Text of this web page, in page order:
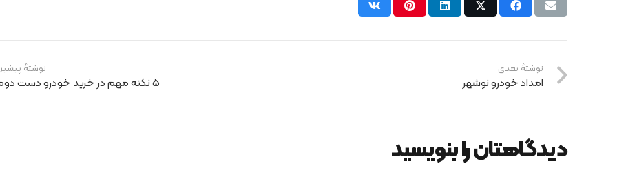
نوشتهٔ
5 نکته مهم در خرید خودرو دست دوم
نوشتهٔ بعدی
امداد خودرو نوشهر
دیدگاهتان را بنویسید